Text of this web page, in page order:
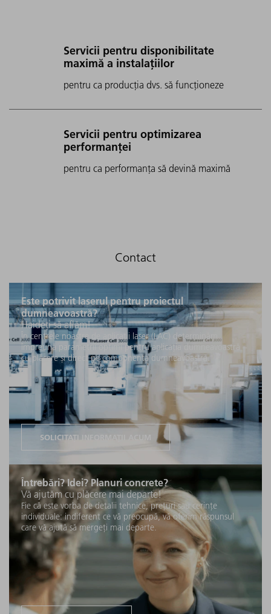
Servicii pentru disponibilitate
maximă a instalațiilor
pentru ca producția dvs. să funcționeze
Servicii pentru optimizarea
performanței
pentru ca performanța să devină maximă
Este potrivit laserul pentru proiectul
dumneavoastră?
Haideți să aflăm!
În centrele noastre de aplicații laser (LAC) determinăm
împreună parametrii optimi pentru aplicația dumneavoastră –
cu plăcere și direct pe componenta dumneavoastră.
SOLICITAȚI INFORMAȚII ACUM
Întrebări? Idei? Planuri concrete?
Vă ajutăm cu plăcere mai departe!
Fie că este vorba de detalii tehnice, prețuri sau cerințe
individuale: indiferent ce vă preocupă, vă oferim răspunsul
care vă ajută să mergeți mai departe.